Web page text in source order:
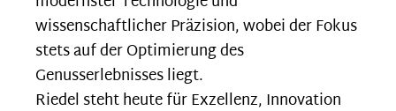
wissenschaftlicher Präzision, wobei der Fokus
stets auf der Optimierung des
Genusserlebnisses liegt.
Riedel steht heute für Exzellenz, Innovation